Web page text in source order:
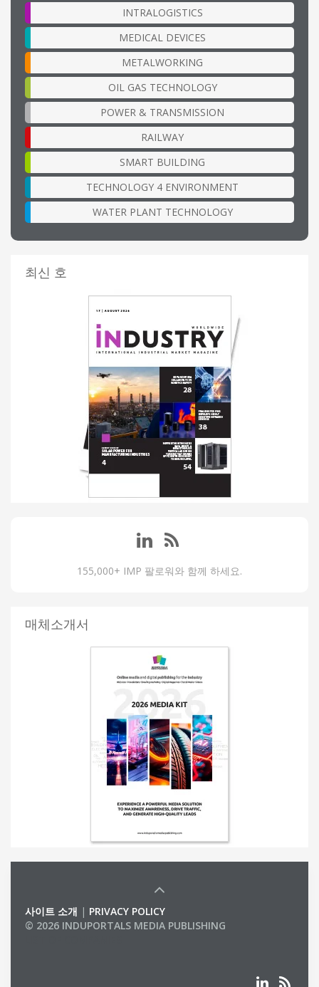
INTRALOGISTICS
MEDICAL DEVICES
METALWORKING
OIL GAS TECHNOLOGY
POWER & TRANSMISSION
RAILWAY
SMART BUILDING
TECHNOLOGY 4 ENVIRONMENT
WATER PLANT TECHNOLOGY
최신 호
155,000+ IMP 팔로워와 함께 하세요.
매체소개서
사이트 소개 | PRIVACY POLICY
© 2026 INDUPORTALS MEDIA PUBLISHING